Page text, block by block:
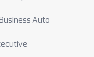
Auto